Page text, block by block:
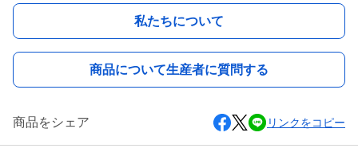
私たちについて
商品について生産者に質問する
商品をシェア リンクをコピー